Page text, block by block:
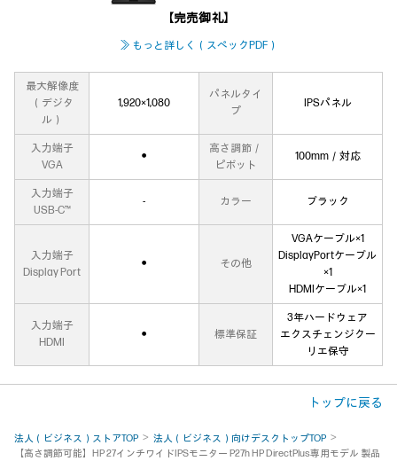
【完売御礼】
≫ もっと詳しく（スペックPDF）
最大解像度
（デジタ
ル）
1,920×1,080
パネルタイ
プ
IPSパネル
入力端子
VGA
●
高さ調節／
ピボット
100mm／対応
入力端子
USB-C™
- カラー ブラック
入力端子
Display Port
● その他
VGAケーブル×1
DisplayPortケーブル
×1
HDMIケーブル×1
入力端子
HDMI
● 標準保証
3年ハードウェア
エクスチェンジクー
リエ保守
トップに戻る
法人（ビジネス）ストアTOP
法人（ビジネス）向けデスクトップTOP
【高さ調節可能】HP 27インチワイドIPSモニター P27h HP DirectPlus専用モデル 製品